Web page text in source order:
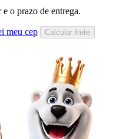
o prazo de entrega.
meu cep Calcular frete